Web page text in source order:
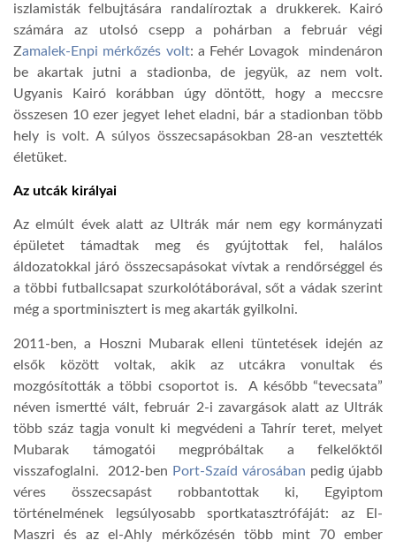
iszlamisták felbujtására randalíroztak a drukkerek. Kairó
számára az utolsó csepp a pohárban a február végi
Zamalek-Enpi mérkőzés volt: a Fehér Lovagok mindenáron
be akartak jutni a stadionba, de jegyük, az nem volt.
Ugyanis Kairó korábban úgy döntött, hogy a meccsre
összesen 10 ezer jegyet lehet eladni, bár a stadionban több
hely is volt. A súlyos összecsapásokban 28-an vesztették
életüket.
Az utcák királyai
Az elmúlt évek alatt az Ultrák már nem egy kormányzati
épületet támadtak meg és gyújtottak fel, halálos
áldozatokkal járó összecsapásokat vívtak a rendőrséggel és
a többi futballcsapat szurkolótáborával, sőt a vádak szerint
még a sportminisztert is meg akarták gyilkolni.
2011-ben, a Hoszni Mubarak elleni tüntetések idején az
elsők között voltak, akik az utcákra vonultak és
mozgósították a többi csoportot is. A később “tevecsata”
néven ismertté vált, február 2-i zavargások alatt az Ultrák
több száz tagja vonult ki megvédeni a Tahrír teret, melyet
Mubarak támogatói megpróbáltak a felkelőktől
visszafoglalni. 2012-ben Port-Szaíd városában pedig újabb
véres összecsapást robbantottak ki, Egyiptom
történelmének legsúlyosabb sportkatasztrófáját: az El-
Maszri és az el-Ahly mérkőzésén több mint 70 ember